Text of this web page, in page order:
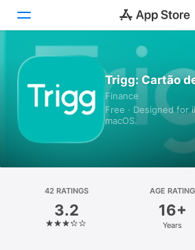
Games
Platform
iPhone
Trigg: Cartão
Finance
Free · Designed for
macOS.
42 RATINGS
3.2
AGE RATING
16+
Years